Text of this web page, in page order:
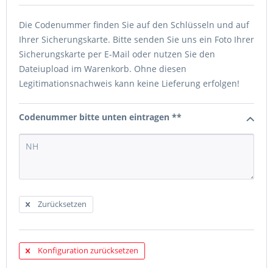
Die Codenummer finden Sie auf den Schlüsseln und auf
Ihrer Sicherungskarte. Bitte senden Sie uns ein Foto Ihrer
Sicherungskarte per E-Mail oder nutzen Sie den
Dateiupload im Warenkorb. Ohne diesen
Legitimationsnachweis kann keine Lieferung erfolgen!
Codenummer bitte unten eintragen **
Zurücksetzen
Konfiguration zurücksetzen